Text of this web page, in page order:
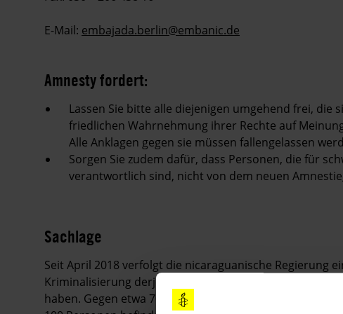
E-Mail: embajada.berlin@embanic.de
Amnesty fordert:
Lassen Sie bitte alle diejenigen umgehend frei, die
friedlichen Wahrnehmung ihrer Rechte auf
Alle Anklagen gegen sie müssen fallengelassen
Sorgen Sie zudem dafür, dass Personen, die für
verantwortlich sind, nicht von dem neuen
Sachlage
Seit April 2018 verfolgt die nicaraguanische Regierung
Kriminalisierung derjenigen Personen, die an den
haben. Gegen etwa 700 Menschen sind strafrechtliche